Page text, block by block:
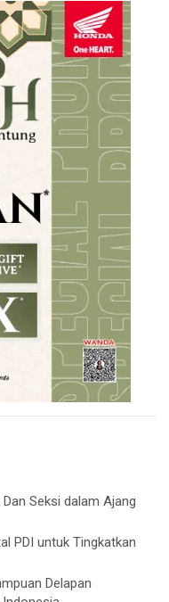
Seksi dalam Ajang
PDI untuk Tingkatkan
Delapan